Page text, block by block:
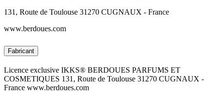
131, Route de Toulouse 31270 CUGNAUX - France
www.berdoues.com
Fabricant
Licence exclusive IKKS® BERDOUES PARFUMS ET
COSMETIQUES 131, Route de Toulouse 31270 CUGNAUX -
France www.berdoues.com